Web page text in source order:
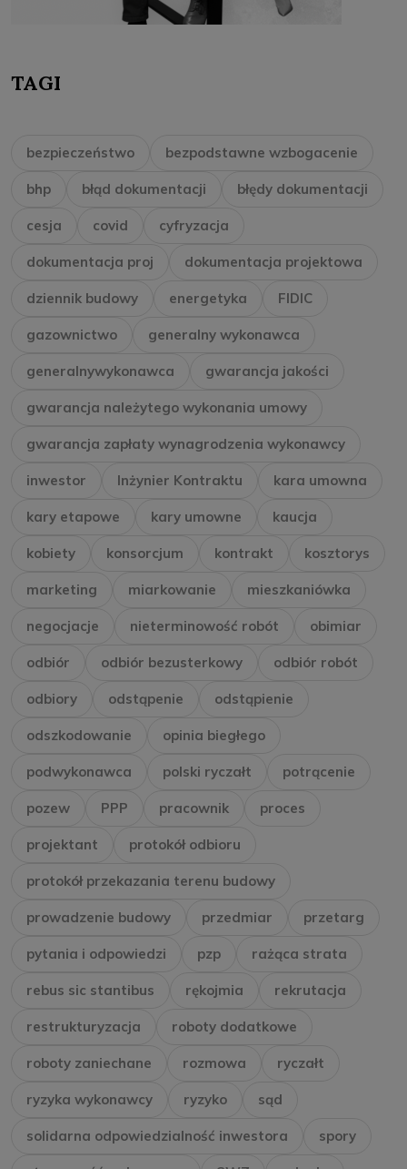
TAGI
bezpieczeństwo bezpodstawne wzbogacenie
bhp błąd dokumentacji błędy dokumentacji
cesja covid cyfryzacja
dokumentacja proj dokumentacja projektowa
dziennik budowy energetyka FIDIC
gazownictwo generalny wykonawca
generalnywykonawca gwarancja jakości
gwarancja należytego wykonania umowy
gwarancja zapłaty wynagrodzenia wykonawcy
inwestor Inżynier Kontraktu kara umowna
kary etapowe kary umowne kaucja
kobiety konsorcjum kontrakt kosztorys
marketing miarkowanie mieszkaniówka
negocjacje nieterminowość robót obimiar
odbiór odbiór bezusterkowy odbiór robót
odbiory odstąpenie odstąpienie
odszkodowanie opinia biegłego
podwykonawca polski ryczałt potrącenie
pozew PPP pracownik proces
projektant protokół odbioru
protokół przekazania terenu budowy
prowadzenie budowy przedmiar przetarg
pytania i odpowiedzi pzp rażąca strata
rebus sic stantibus rękojmia rekrutacja
restrukturyzacja roboty dodatkowe
roboty zaniechane rozmowa ryczałt
ryzyka wykonawcy ryzyko sąd
solidarna odpowiedzialność inwestora spory